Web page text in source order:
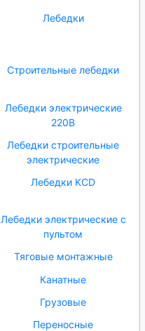
Лебедки
Строительные лебедки
Лебедки электрические
220В
Лебедки строительные
электрические
Лебедки KCD
Лебедки электрические с
пультом
Тяговые монтажные
Канатные
Грузовые
Переносные